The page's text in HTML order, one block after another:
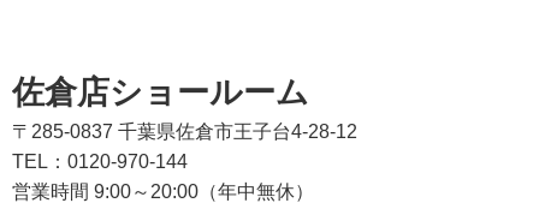
佐倉店ショールーム
〒285-0837 千葉県佐倉市王子台4-28-12
TEL：0120-970-144
営業時間 9:00～20:00（年中無休）